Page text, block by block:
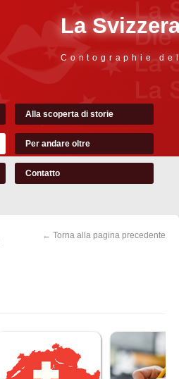
La
Contographie
Alla scoperta di storie
Per andare oltre
Contatto
← Torna alla pagina precedente